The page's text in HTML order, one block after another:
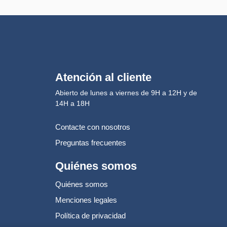
Atención al cliente
Abierto de lunes a viernes de 9H a 12H y de
14H a 18H
Contacte con nosotros
Preguntas frecuentes
Quiénes somos
Quiénes somos
Menciones legales
Política de privacidad